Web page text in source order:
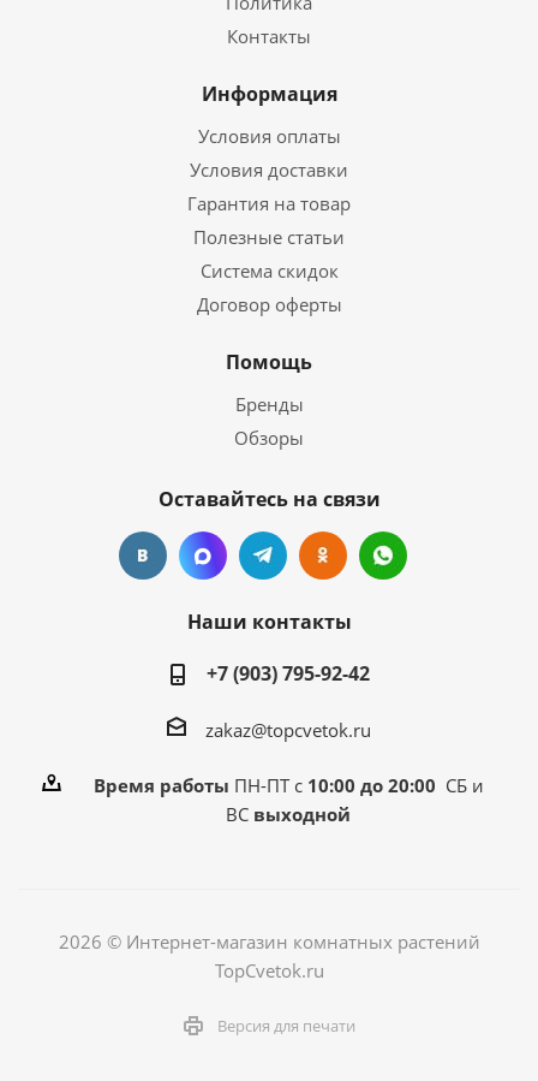
Контакты
Информация
Условия оплаты
Условия доставки
Гарантия на товар
Полезные статьи
Система скидок
Договор оферты
Помощь
Бренды
Обзоры
Оставайтесь на связи
Наши контакты
+7 (903) 795-92-42
zakaz@topcvetok.ru
Время работы ПН-ПТ с 10:00 до 20:00 СБ и
ВС выходной
2026 © Интернет-магазин комнатных растений
TopCvetok.ru
Версия для печати